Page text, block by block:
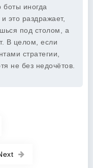
боты иногда
это раздражает,
под столом, а
В целом, если
стратегии,
не без недочётов.